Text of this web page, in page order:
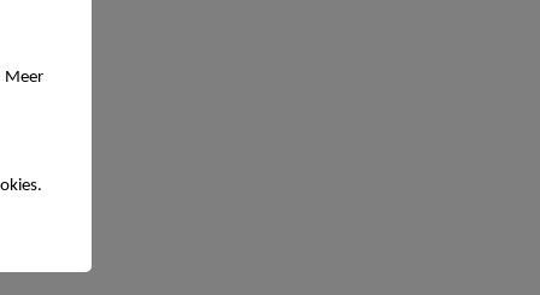
Meer